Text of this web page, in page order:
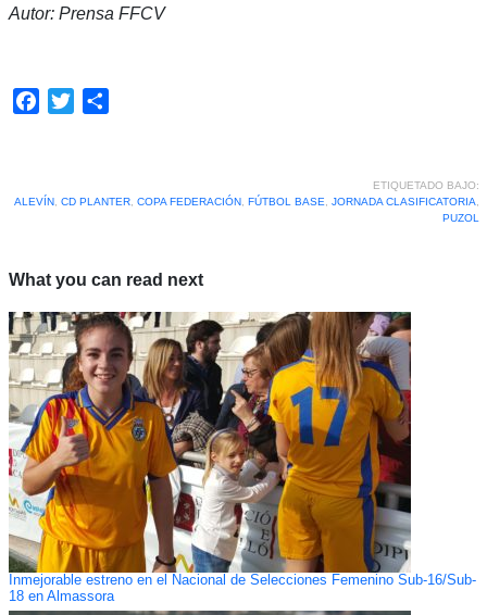
Autor: Prensa FFCV
Facebook
Twitter
ETIQUETADO BAJO:
ALEVÍN, CD PLANTER, COPA FEDERACIÓN, FÚTBOL BASE JORNADA CLASIFICATORIA
PUZOL
What you can read next
Inmejorable estreno en el Nacional de Selecciones Femenino Sub-16/Sub-
18 en Almassora